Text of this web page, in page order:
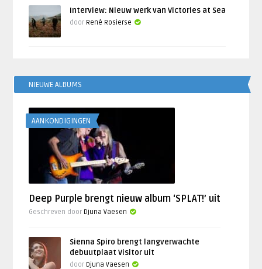
Interview: Nieuw werk van Victories at Sea
door René Rosierse
NIEUWE ALBUMS
AANKONDIGINGEN
Deep Purple brengt nieuw album ‘SPLAT!’ uit
Geschreven door Djuna Vaesen
Sienna Spiro brengt langverwachte
debuutplaat Visitor uit
door Djuna Vaesen